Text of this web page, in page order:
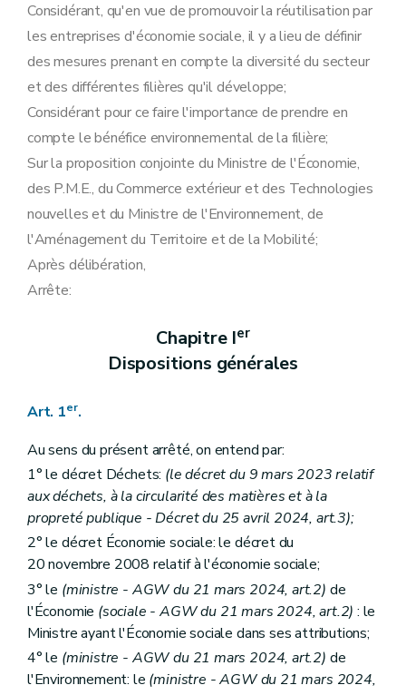
Considérant, qu'en vue de promouvoir la réutilisation par
les entreprises d'économie sociale, il y a lieu de définir
des mesures prenant en compte la diversité du secteur
et des différentes filières qu'il développe;
Considérant pour ce faire l'importance de prendre en
compte le bénéfice environnemental de la filière;
Sur la proposition conjointe du Ministre de l'Économie,
des P.M.E., du Commerce extérieur et des Technologies
nouvelles et du Ministre de l'Environnement, de
l'Aménagement du Territoire et de la Mobilité;
Après délibération,
Arrête:
Chapitre Ier
Dispositions générales
Art. 1er.
Au sens du présent arrêté, on entend par:
1° le décret Déchets: (le décret du 9 mars 2023 relatif
aux déchets, à la circularité des matières et à la
propreté publique - Décret du 25 avril 2024, art.3);
2° le décret Économie sociale: le décret du
20 novembre 2008 relatif à l'économie sociale;
3° le (ministre - AGW du 21 mars 2024, art.2) de
l'Économie (sociale - AGW du 21 mars 2024, art.2): le
Ministre ayant l'Économie sociale dans ses attributions;
4° le (ministre - AGW du 21 mars 2024, art.2) de
l'Environnement: le (ministre - AGW du 21 mars 2024,